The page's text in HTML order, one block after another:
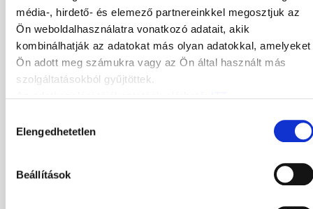
média-, hirdető- és elemező partnereinkkel megosztjuk az
Ön weboldalhasználatra vonatkozó adatait, akik
kombinálhatják az adatokat más olyan adatokkal, amelyeket
Ön adott meg számukra vagy az Ön által használt más
szolgáltatásokból gyűjtöttek.
kiválasztása
Elengedhetetlen
Beállítások
machines,we also provide transpromo
printed statements.